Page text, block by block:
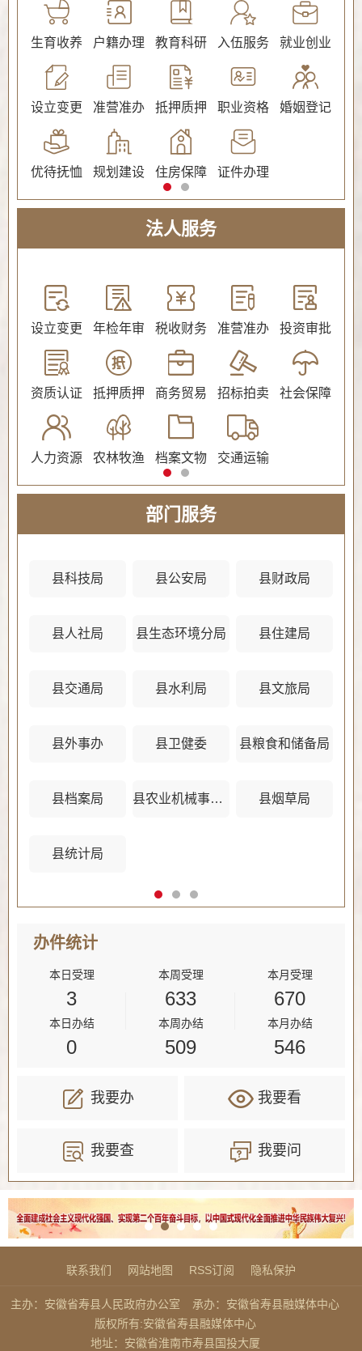
生育收养 户籍办理 教育科研 入伍服务 就业创业
设立变更 准营准办 抵押质押 职业资格 婚姻登记
优待抚恤 规划建设 住房保障 证件办理
法人服务
设立变更 年检年审 税收财务 准营准办 投资审批
资质认证 抵押质押 商务贸易 招标拍卖 社会保障
人力资源 农林牧渔 档案文物 交通运输
部门服务
县科技局 县公安局 县财政局
县人社局 县生态环境分局 县住建局
县交通局 县水利局 县文旅局
县外事办 县卫健委 县粮食和储备局
县档案局 县农业机械事务管理中心 县烟草局
县统计局
办件统计
本日受理
3
本日办结
0
本周受理
633
本周办结
509
本月受理
670
本月办结
546
我要办 我要看
我要查 我要问
联系我们 网站地图 RSS订阅 隐私保护
主办：安徽省寿县人民政府办公室
承办：安徽省寿县融媒体中心
版权所有:安徽省寿县融媒体中心
地址：安徽省淮南市寿县国投大厦